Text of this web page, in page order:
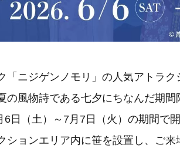
「ニジゲンノモリ」の人気アトラ
の風物詩である七夕にちなんだ期
日（土）～7月7日（火）の期間で開
ションエリア内に笹を設置し、ご